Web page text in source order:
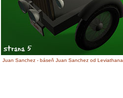
Juan Sanchez - báseň Juan Sanchez od Leviathana